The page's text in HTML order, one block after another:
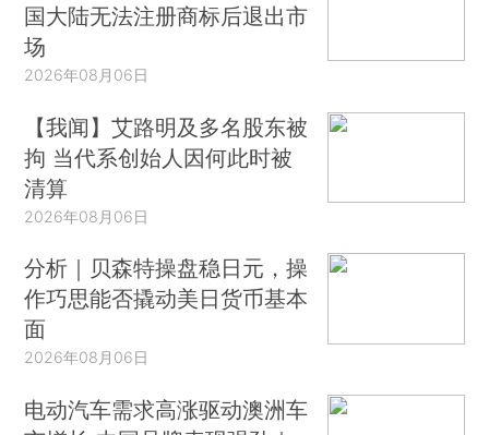
国大陆无法注册商标后退出市
场
2026年08月06日
【我闻】艾路明及多名股东被
拘 当代系创始人因何此时被
清算
2026年08月06日
分析｜贝森特操盘稳日元，操
作巧思能否撬动美日货币基本
面
2026年08月06日
电动汽车需求高涨驱动澳洲车